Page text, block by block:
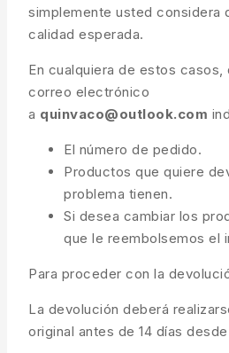
simplemente usted considera
calidad esperada.
En cualquiera de estos casos,
correo electrónico
a quinvaco@outlook.com
El número de pedido.
Productos que quiere
problema tienen.
Si desea cambiar los
que le reembolsemos el
Para proceder con la
La devolución deberá
original antes de 14 días